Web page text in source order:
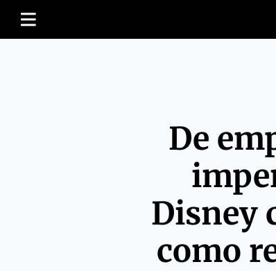
De
Disney
como